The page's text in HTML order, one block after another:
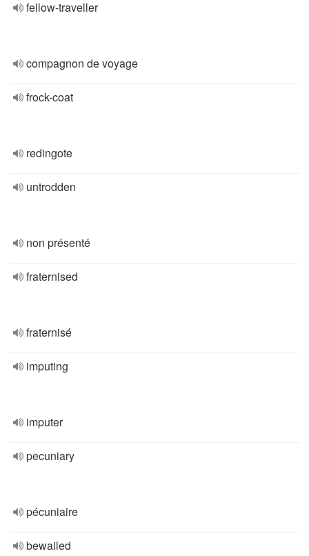
fellow-traveller
compagnon de voyage
frock-coat
redingote
untrodden
non présenté
fraternised
fraternisé
imputing
imputer
pecuniary
pécuniaire
bewailed